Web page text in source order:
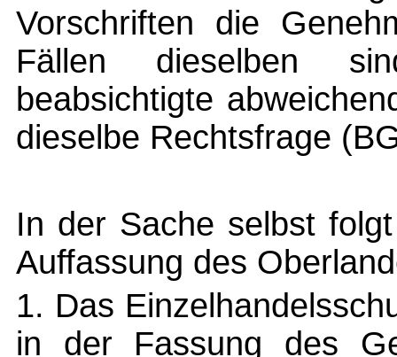
Vorschriften die
Fällen dieselben
beabsichtigte
dieselbe Rechtsfrage
In der Sache selbst
Auffassung des
1. Das
in der Fassung des